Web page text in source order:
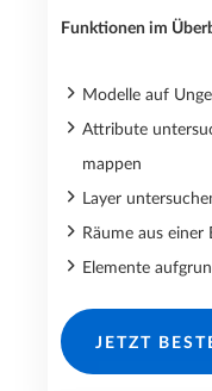
Funktionen im
Modelle auf
Attribute
mappen
Layer
Räume aus
Elemente
JETZT